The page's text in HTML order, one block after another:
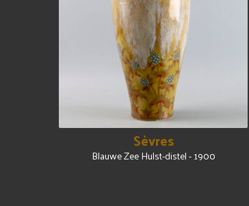
Sèvres
Blauwe Zee Hulst-distel - 1900